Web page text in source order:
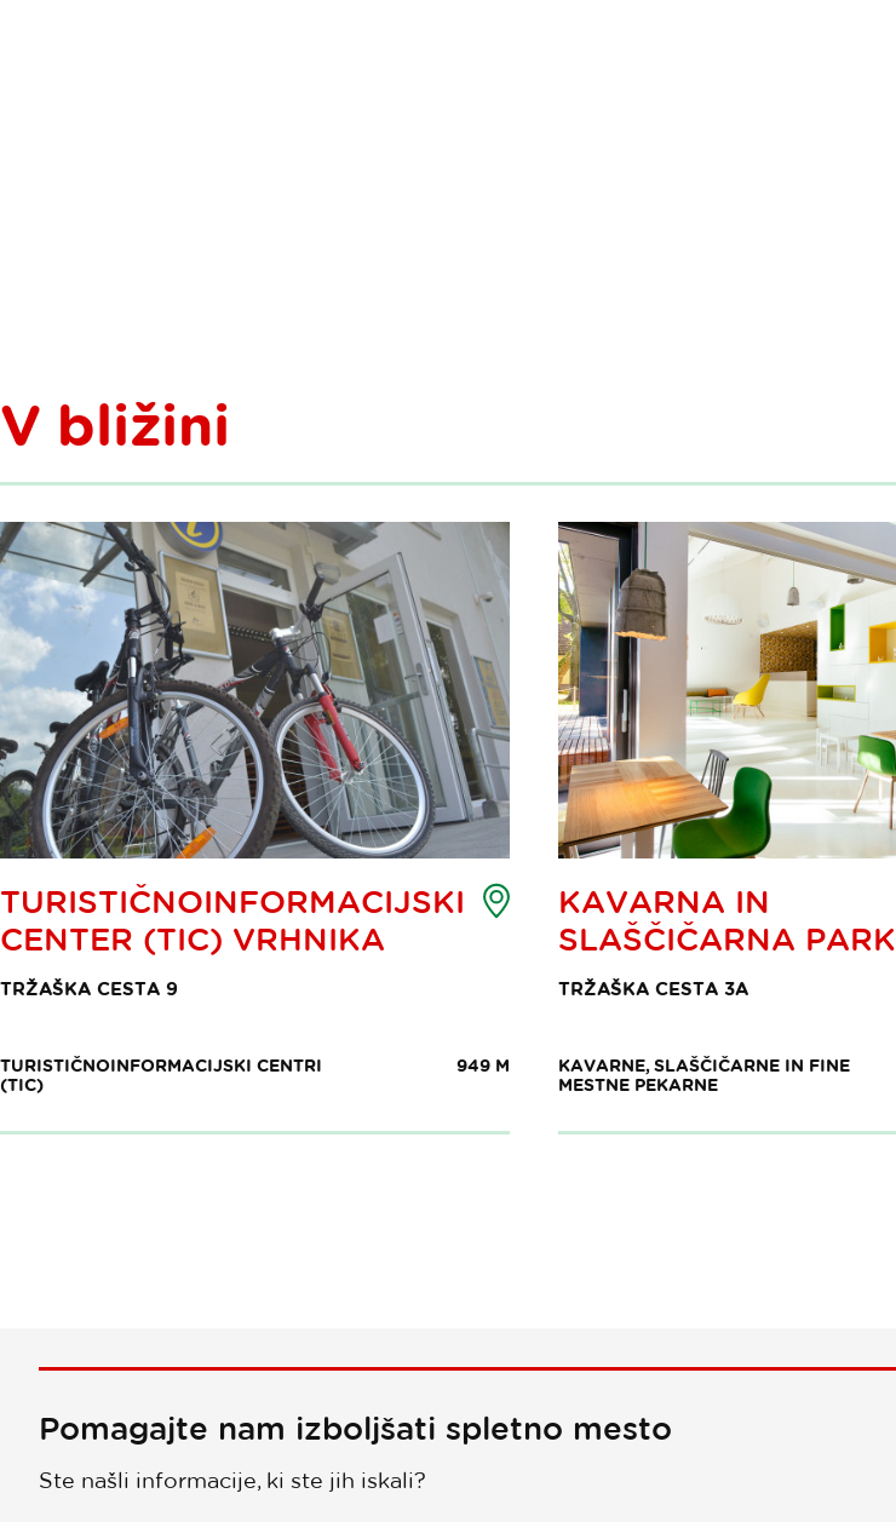
V bližini
TURISTIČNOINFORMACIJSKI
CENTER (TIC) VRHNIKA
Zemljevid
točke
interesa
TRŽAŠKA CESTA 9
TURISTIČNOINFORMACIJSKI CENTRI
(TIC)
949 M
KAVARNA IN
SLAŠČIČARNA PARK
TRŽAŠKA CESTA 3A
KAVARNE, SLAŠČIČARNE IN FINE
MESTNE PEKARNE
Pomagajte nam izboljšati spletno mesto
Ste našli informacije, ki ste jih iskali?